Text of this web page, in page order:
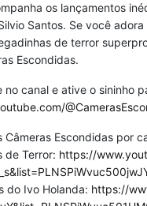
os lançamentos
Santos. Se você
de terror
Escondidas.
no canal e ative o sininho
Câmeras Escondidas por
de Terror: https://
do Ivo Holanda: https://